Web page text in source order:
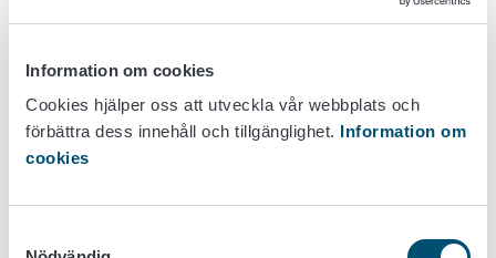
Information om cookies
Cookies hjälper oss att utveckla vår webbplats och
förbättra dess innehåll och tillgänglighet. Information om
cookies
Läs mera (på finska):Jag tror att jag har hittat
Dessa arter kan likna
coloradoskalbaggen
Nyckelpiga